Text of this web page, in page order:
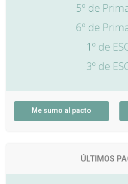
5º de
6º de
1º de
3º de
Me sumo al pacto
ÚLTIMOS